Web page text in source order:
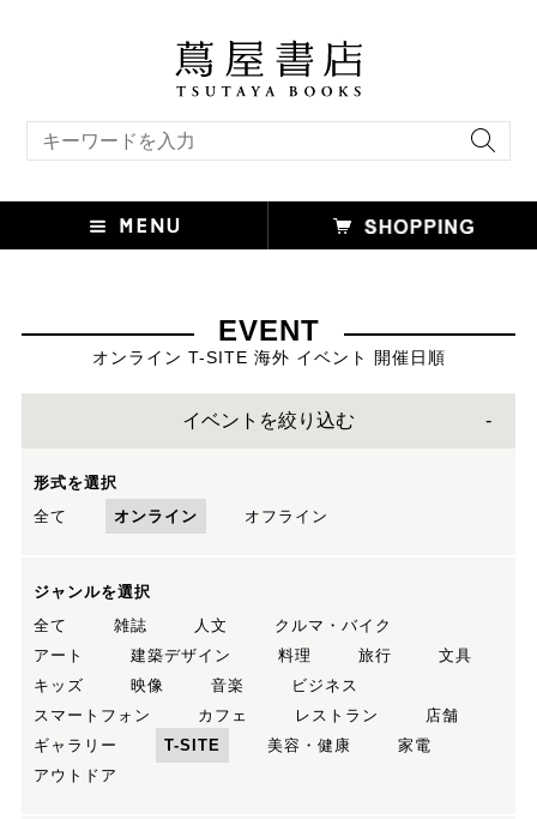
EVENT
オンライン T-SITE 海外 イベント 開催日順
イベントを絞り込む
形式を選択
全て
オンライン オフライン
ジャンルを選択
全て
雑誌 人文
クルマ・バイク
アート
建築デザイン 料理 旅行
文具
キッズ
映像 音楽
ビジネス
スマートフォン
カフェ レストラン
店舗
ギャラリー
T-SITE 美容・健康
家電
アウトドア